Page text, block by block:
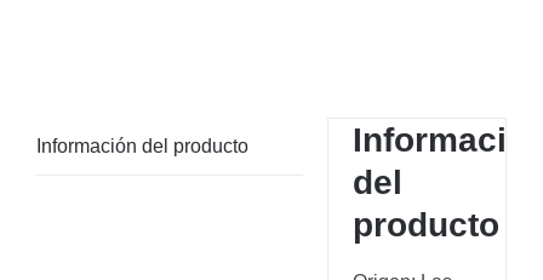
Información del producto
del
producto